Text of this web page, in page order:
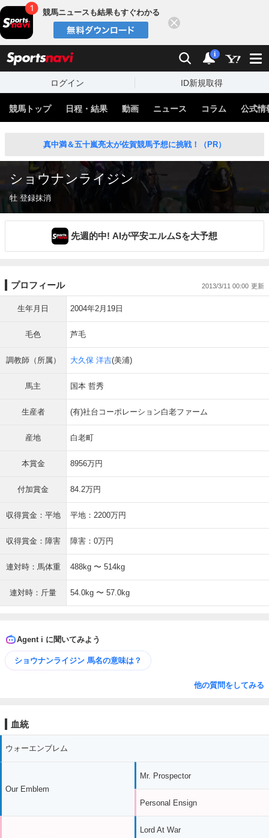
競馬ニュースも結果もすぐわかる
検索 通知
i
ログイン ID新規取得
競馬トップ 日程・結果 動画 ニュース コラム 公式情
真中満＆五十嵐亮太が佐賀競馬予想に挑戦！（PR）
ショウナンライジン
牡 登録抹消
先週的中! AIが平安エルムSを大予想
プロフィール 2013/3/11 00:00
生年月日 2004年2月19日
毛色 芦毛
調教師（所属） 大久保 洋吉(美浦)
馬主 国本 哲秀
生産者 (有)社台コーポレーション白老ファーム
産地 白老町
本賞金 8956万円
付加賞金 84.2万円
収得賞金：平地 平地：2200万円
収得賞金：障害 障害：0万円
連対時：馬体重 488kg 〜 514kg
連対時：斤量 54.0kg 〜 57.0kg
Agent i に聞いてみよう
ショウナンライジン 馬名の意味は？
他の質問をしてみる
血統
ウォーエンブレム
Our Emblem
Mr. Prospector
Personal Ensign
Lord At War